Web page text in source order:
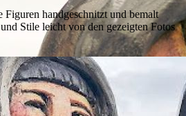
Figuren handgeschnitzt und bemalt
Stile leicht von den gezeigten Fotos